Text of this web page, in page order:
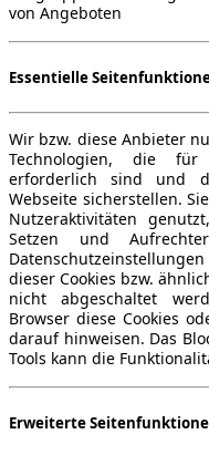
von Angeboten
Essentielle
Wir bzw. diese Anbieter
Technologien, die für
erforderlich sind und
Webseite sicherstellen.
Nutzeraktivitäten
Setzen und
dieser Cookies bzw.
nicht abgeschaltet
Browser diese Cookies
darauf hinweisen. Das
Tools kann die
Erweiterte